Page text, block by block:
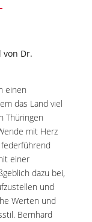
von Dr.
einen
das Land viel
Thüringen
mit Herz
einer
dazu bei,
und
Werten und
Bernhard